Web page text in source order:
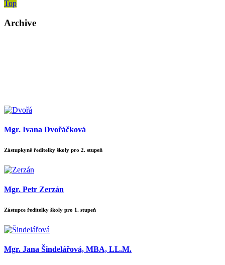
Top
Archive
Mgr. Ivana Dvořáčková
Zástupkyně ředitelky školy pro 2. stupeň
Mgr. Petr Zerzán
Zástupce ředitelky školy pro 1. stupeň
Mgr. Jana Šindelářová, MBA, LL.M.